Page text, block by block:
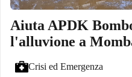
Aiuta APDK
l'alluvione a
Crisi ed Emergenza